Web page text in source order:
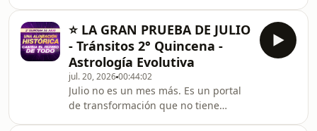
de la astrología psi
en Acuario y marca el último gran
movimiento energético del año, un
tránsito que va a durar hasta marzo
de 2028. La dirección evolutiva de la
humanidad se alinea con el signo
más rupturista del zodiaco: Acuario,
ya cargado por Plutón y muy pronto
⭐ LA GRAN PRUEBA DE JULIO
- Tránsitos 2° Quincena -
Astrología Evolutiva
jul. 20, 202600:44:02
Julio no es un mes más. Es un portal
de transformación que no tiene